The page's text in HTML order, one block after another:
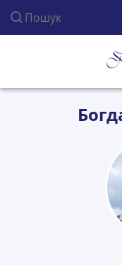
Пошук по сайту